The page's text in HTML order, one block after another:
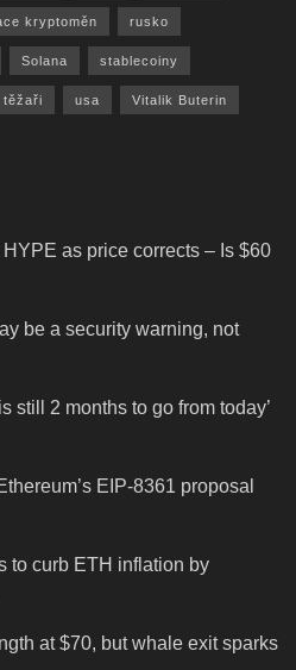
kryptoměn rusko
Solana stablecoiny
těžaři usa Vitalik Buterin
as price corrects – Is $60
be a security warning, not
still 2 months to go from today’
EIP-8361 proposal
to curb ETH inflation by
at $70, but whale exit sparks